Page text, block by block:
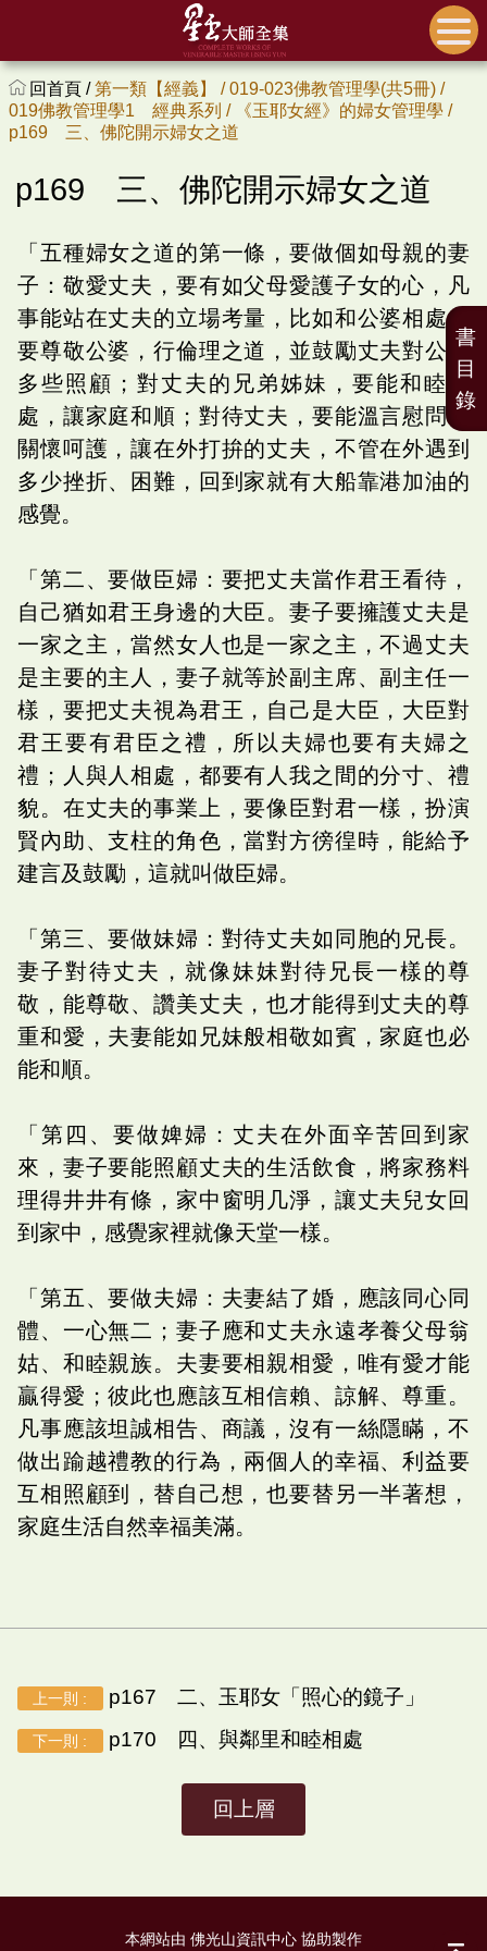
回首頁 /第一類【經義】 /019-023佛教管理學(共5冊) /
019佛教管理學1 經典系列 /
《玉耶女經》的婦女管理學 /
p169 三、佛陀開示婦女之道
p169 三、佛陀開示婦女之道
「五種婦女之道的第一條，要做個如母親的妻
子：敬愛丈夫，要有如父母愛護子女的心，凡
事能站在丈夫的立場考量，比如和公婆相處，
要尊敬公婆，行倫理之道，並鼓勵丈夫對公婆
多些照顧；對丈夫的兄弟姊妹，要能和睦相
處，讓家庭和順；對待丈夫，要能溫言慰問、
關懷呵護，讓在外打拚的丈夫，不管在外遇到
多少挫折、困難，回到家就有大船靠港加油的
感覺。
「第二、要做臣婦：要把丈夫當作君王看待，
自己猶如君王身邊的大臣。妻子要擁護丈夫是
一家之主，當然女人也是一家之主，不過丈夫
是主要的主人，妻子就等於副主席、副主任一
樣，要把丈夫視為君王，自己是大臣，大臣對
君王要有君臣之禮，所以夫婦也要有夫婦之
禮；人與人相處，都要有人我之間的分寸、禮
貌。在丈夫的事業上，要像臣對君一樣，扮演
賢內助、支柱的角色，當對方徬徨時，能給予
建言及鼓勵，這就叫做臣婦。
「第三、要做妹婦：對待丈夫如同胞的兄長。
妻子對待丈夫，就像妹妹對待兄長一樣的尊
敬，能尊敬、讚美丈夫，也才能得到丈夫的尊
重和愛，夫妻能如兄妹般相敬如賓，家庭也必
能和順。
「第四、要做婢婦：丈夫在外面辛苦回到家
來，妻子要能照顧丈夫的生活飲食，將家務料
理得井井有條，家中窗明几淨，讓丈夫兒女回
到家中，感覺家裡就像天堂一樣。
「第五、要做夫婦：夫妻結了婚，應該同心同
體、一心無二；妻子應和丈夫永遠孝養父母翁
姑、和睦親族。夫妻要相親相愛，唯有愛才能
贏得愛；彼此也應該互相信賴、諒解、尊重。
凡事應該坦誠相告、商議，沒有一絲隱瞞，不
做出踰越禮教的行為，兩個人的幸福、利益要
互相照顧到，替自己想，也要替另一半著想，
家庭生活自然幸福美滿。
上一則 : p167 二、玉耶女「照心的鏡子」
下一則 : p170 四、與鄰里和睦相處
回上層
書
目
錄
本網站由 佛光山資訊中心 協助製作